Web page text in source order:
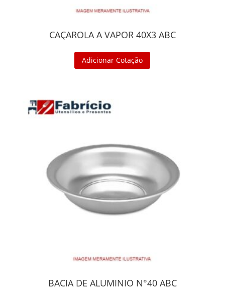
CAÇAROLA A VAPOR 40X3 ABC
Adicionar Cotação
BACIA DE ALUMINIO N°40 ABC